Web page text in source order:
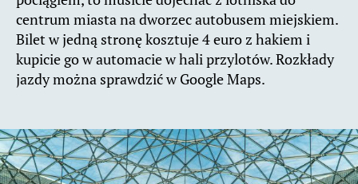
centrum miasta na dworzec autobusem miejskiem.
Bilet w jedną stronę kosztuje 4 euro z hakiem i
kupicie go w automacie w hali przylotów. Rozkłady
jazdy można sprawdzić w Google Maps.